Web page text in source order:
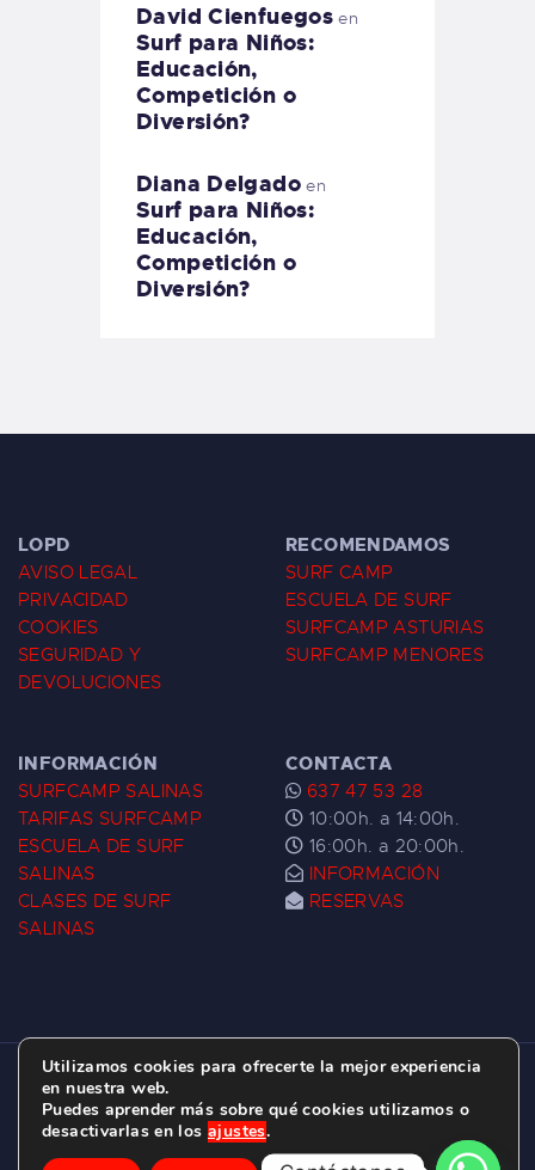
David Cienfuegos en
Surf para Niños:
Educación,
Competición o
Diversión?
Diana Delgadoen
Surf para Niños:
Educación,
Competición o
Diversión?
LOPD
AVISO LEGAL
PRIVACIDAD
COOKIES
SEGURIDAD Y
DEVOLUCIONES
RECOMENDAMOS
SURF CAMP
ESCUELA DE SURF
SURFCAMP ASTURIAS
SURFCAMP MENORES
INFORMACIÓN
SURFCAMP SALINAS
TARIFAS SURFCAMP
ESCUELA DE SURF
SALINAS
CLASES DE SURF
SALINAS
CONTACTA
637 47 53 28
10:00h. a 14:00h.
16:00h. a 20:00h.
INFORMACIÓN
RESERVAS
ESCUELA DE SURF LAS DUNAS ©
2026.
C/ BERNARDO ÁLVAREZ GALAN 1, SALINAS
(ASTURIAS)
Utilizamos cookies para ofrecerte la mejor experiencia
en nuestra web.
Puedes aprender más sobre qué cookies utilizamos o
desactivarlas en los ajustes.